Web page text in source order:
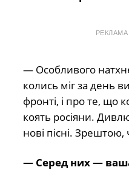
РЕКЛАМА
— Особливого
колись міг за день
фронті, і про те, що
коять росіяни.
нові пісні.
— Серед них — ваша